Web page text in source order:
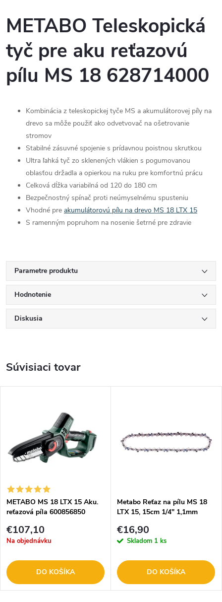
METABO Teleskopická
tyč pre aku reťazovú
pílu MS 18 628714000
Kombinácia z teleskopickej tyče MS a akumulátorovej píly na
drevo sa môže použiť ako odvetvovač na ošetrovanie
stromov
Stabilné zásuvné spojenie s prídavnou poistnou skrutkou
Ultra ľahká tyč zo sklenených vlákien s pogumovanou
oblasťou držadla a opierkou na ruku pre komfortnú prácu
Celková dĺžka variabilná od 120 do 180 cm
Bezpečnostný spínač proti neúmyselnému spusteniu
Vhodné pre akumulátorovú pílu na drevo MS 18 LTX 15
S ramenným popruhom na nosenie šetrné pre zdravie
Parametre produktu
Hodnotenie
Diskusia
Súvisiaci tovar
METABO MS 18 LTX 15 Aku.
reťazová píla 600856850
€107,10
Na objednávku
DO KOŠÍKA
Metabo Reťaz na pílu MS 18
LTX 15, 15cm 1/4" 1,1mm
€16,90
Skladom 1 ks
DO KOŠÍKA